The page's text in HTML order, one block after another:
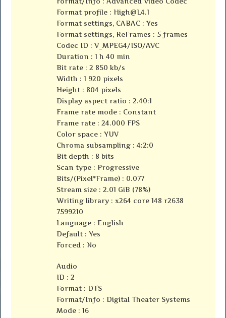
Format profile :High@L4.1
Format settings, CABAC : Yes
Format settings, ReFrames : 5 frames
Codec ID : V_MPEG4/ISO/AVC
Duration : 1 h 40 min
Bit rate : 2 850 kb/s
Width : 1 920 pixels
Height : 804 pixels
Display aspect ratio : 2.40:1
Frame rate mode : Constant
Frame rate : 24.000 FPS
Color space : YUV
Chroma subsampling : 4:2:0
Bit depth : 8 bits
Scan type : Progressive
Bits/(Pixel*Frame) : 0.077
Stream size : 2.01 GiB (78%)
Writing library : x264 core 148 r2638
7599210
Language : English
Default : Yes
Forced : No
Audio
ID : 2
Format : DTS
Format/Info : Digital Theater Systems
Mode : 16